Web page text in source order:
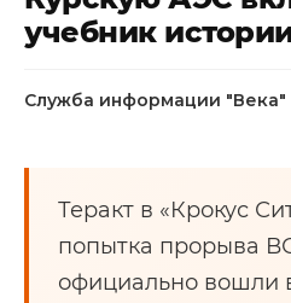
СПОРТ
учебник
Служба информации "Века"
Теракт в «Крокус
попытка прорыва
официально вошли